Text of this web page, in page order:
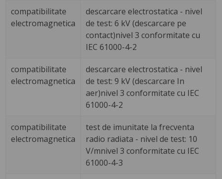
compatibilitate
electromagnetica
descarcare electrostatica - nivel
de test: 6 kV (descarcare pe
contact)nivel 3 conformitate cu
IEC 61000-4-2
compatibilitate
electromagnetica
descarcare electrostatica - nivel
de test: 9 kV (descarcare In
aer)nivel 3 conformitate cu IEC
61000-4-2
compatibilitate
electromagnetica
test de imunitate la frecventa
radio radiata - nivel de test: 10
V/mnivel 3 conformitate cu IEC
61000-4-3